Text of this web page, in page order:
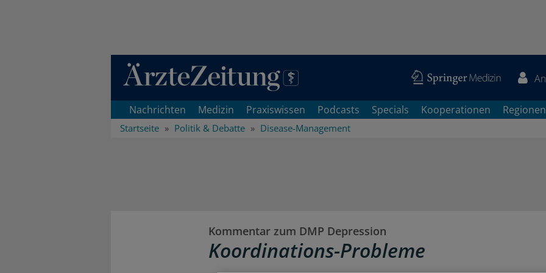
Direkt zum Inhaltsbereich
Nachrichten Medizin Praxiswissen Podcasts Specials Kooperationen Regionen
Startseite Politik & Debatte Disease-Management
Kommentar zum DMP Depression
Koordinations-Probleme